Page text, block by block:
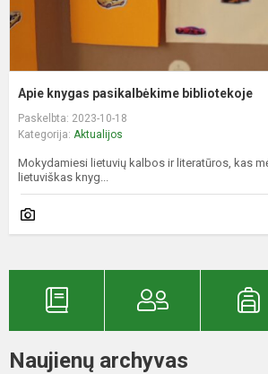
Apie knygas pasikalbėkime bibliotekoje
Paskelbta: 2023-10-18
Kategorija: Aktualijos
Mokydamiesi lietuvių kalbos ir literatūros, kas
lietuviškas knyg...
Naujienų archyvas